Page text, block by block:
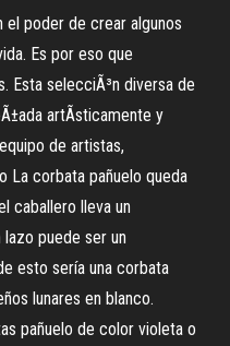
poder de crear algunos
Es por eso que
Esta selecciÃ³n diversa de
artÃ­sticamente y
de artistas,
La corbata pañuelo queda
caballero lleva un
puede ser un
esto sería una corbata
lunares en blanco.
pañuelo de color violeta o